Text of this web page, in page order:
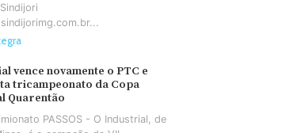
vence novamente o PTC e
tricampeonato da Copa
Quarentão
PASSOS - O Industrial, de